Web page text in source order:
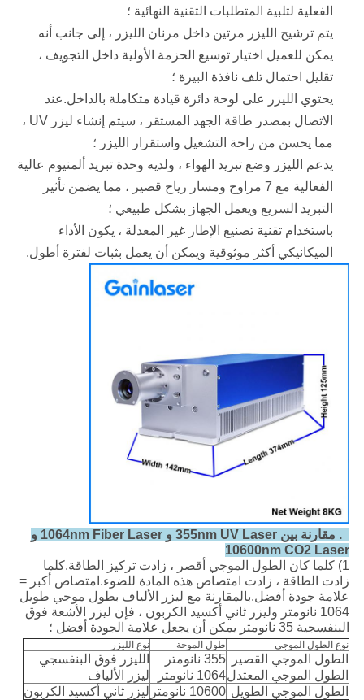
الفعلية لتلبية المتطلبات التقنية النهائية ؛
يتم ترشيح الليزر مرتين داخل مرنان الليزر ، إلى جانب أنه
يمكن للعميل اختيار توسيع الحزمة الأولية داخل التجويف ،
تقليل احتمال تلف نافذة البيرة ؛
يحتوي الليزر على لوحة دائرة قيادة متكاملة بالداخل.عند
الاتصال بمصدر طاقة الجهد المستقر ، سيتم إنشاء ليزر UV ،
مما يحسن من راحة التشغيل واستقرار الليزر ؛
يدعم الليزر وضع تبريد الهواء ، ولديه وحدة تبريد ألمنيوم عالية
الفعالية مع 7 مراوح ومسار رياح قصير ، مما يضمن تأثير
التبريد السريع ويعمل الجهاز بشكل طبيعي ؛
باستخدام تقنية تصنيع الإطار غير المعدلة ، يكون الأداء
الميكانيكي أكثر موثوقية ويمكن أن يعمل بثبات لفترة أطول.
2. مقارنة بين 355nm UV Laser و 1064nm Fiber Laser و
10600nm CO2 Laser
1) كلما كان الطول الموجي أقصر ، زادت تركيز الطاقة.كلما
زادت الطاقة ، زادت امتصاص هذه المادة للضوء.امتصاص أكبر =
علامة جودة أفضل.بالمقارنة مع ليزر الألياف بطول موجي طويل
1064 نانومتر وليزر ثاني أكسيد الكربون ، فإن ليزر الأشعة فوق
البنفسجية 35 نانومتر يمكن أن يجعل علامة الجودة أفضل ؛
نوع الطول الموجي طول الموجة نوع الليزر
الطول الموجي القصير 355 نانومتر
الليزر فوق البنفسجي
الطول الموجي المعتدل1064 نانومتر
ليزر الألياف
الطول الموجي الطويل 10600 نانومتر
ليزر ثاني أكسيد الكربون